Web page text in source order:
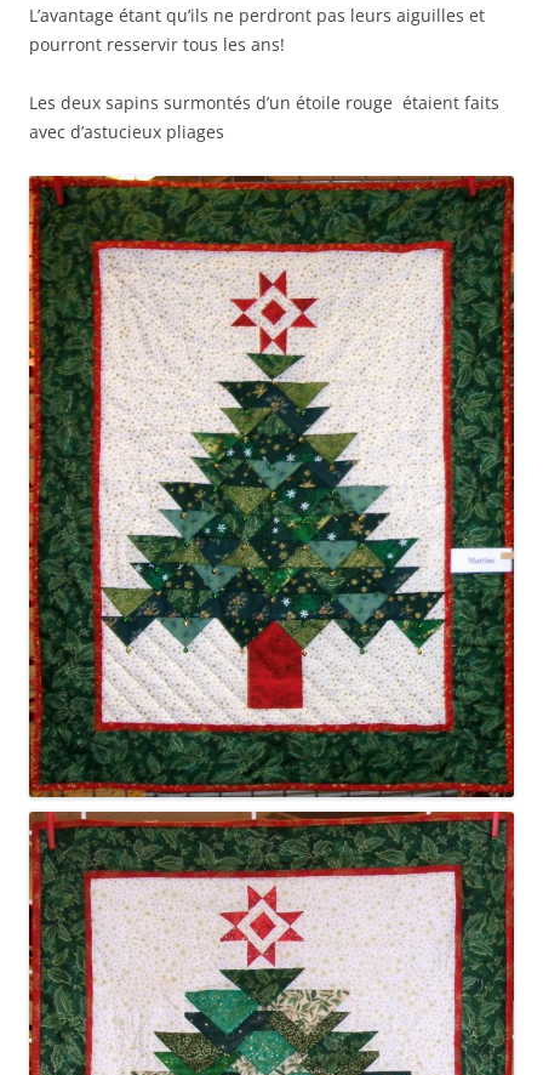
L’avantage étant qu’ils ne perdront pas leurs aiguilles et
pourront resservir tous les ans!
Les deux sapins surmontés d’un étoile rouge étaient faits
avec d’astucieux pliages